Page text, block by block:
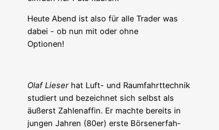
Heu­te Abend ist also für alle Trader was
dabei - ob nun mit oder ohne
Optionen!
Olaf Lie­serhat Luft- und Raum­fahrt­tech­nik
stu­diert und bezeich­net sich selbst als
äußerst Zah­len­af­fin. Er mach­te bereits in
jun­gen Jah­ren (80er) ers­te Bör­sen­er­fah­